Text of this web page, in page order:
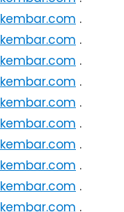
.
.
.
.
.
.
.
.
.
.